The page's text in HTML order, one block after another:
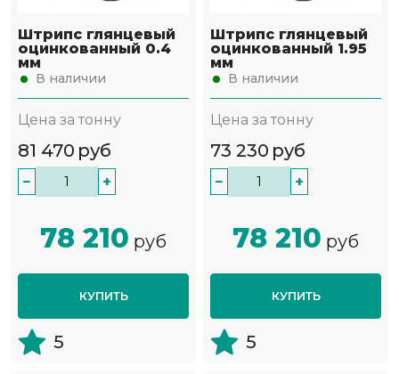
Штрипс глянцевый
оцинкованный 0.4
мм
В наличии
Цена за тонну
81 470 руб
− +
78 210 руб
КУПИТЬ
5
Штрипс глянцевый
оцинкованный 1.95
мм
В наличии
Цена за тонну
73 230 руб
− +
78 210 руб
КУПИТЬ
5